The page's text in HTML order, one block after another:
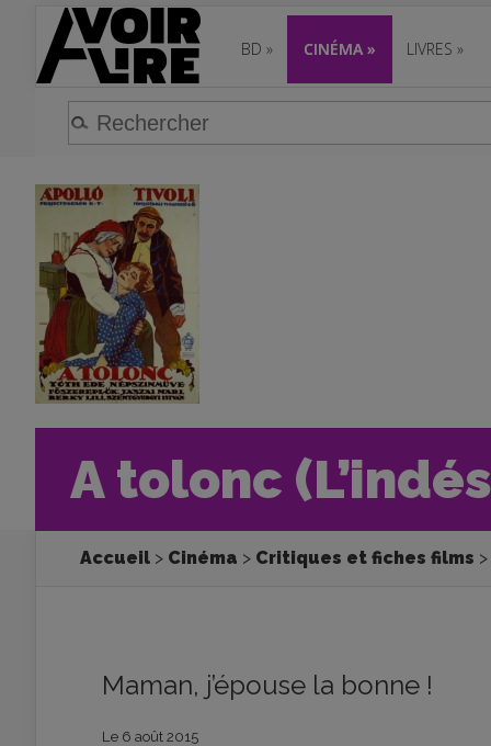
BD » CINÉMA » LIVRES »
A tolonc
Accueil Cinéma Critiques et fiches films
Maman, j’épouse la bonne !
Le 6 août 2015